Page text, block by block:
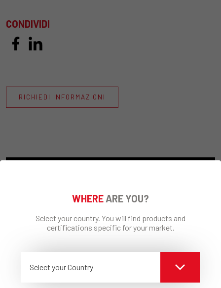
CONDIVIDI
RICHIEDI INFORMAZIONI
WHERE ARE YOU?
Select your country. You will find products and
certifications specific for your market.
Select your Country